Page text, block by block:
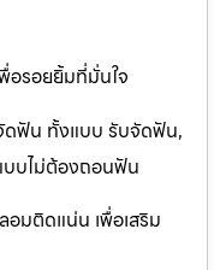
อรอยยิ้มที่มั่นใจ
ดฟัน ทั้งแบบ รับจัดฟัน,
บไม่ต้องถอนฟัน
มติดแน่น เพื่อเสริม